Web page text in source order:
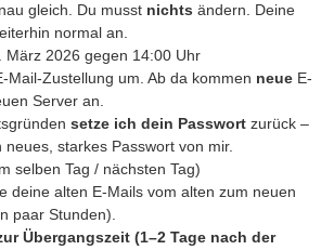
gleich. Du musst nichts ändern. Deine
normal an.
März 2026 gegen 14:00 Uhr
Mail-Zustellung um. Ab da kommen neue E-
Server an.
setze ich dein Passwort zurück –
neues, starkes Passwort von mir.
selben Tag / nächsten Tag)
deine alten E-Mails vom alten zum neuen
paar Stunden).
Übergangszeit (1–2 Tage nach der